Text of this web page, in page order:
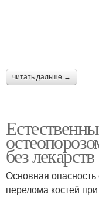
читать дальше →
без лекарств
Основная
перелома костей